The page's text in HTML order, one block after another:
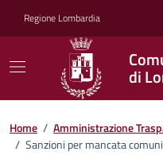
Regione Lombardia
di
Home / Amministrazione
/ Sanzioni per mancata